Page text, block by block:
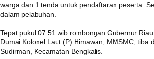
warga dan 1 tenda untuk pendaftaran peserta.
dalam pelabuhan.
Tepat pukul 07.51 wib rombongan Gubernur
Dumai Kolonel Laut (P) Himawan, MMSMC,
Sudirman, Kecamatan Bengkalis.